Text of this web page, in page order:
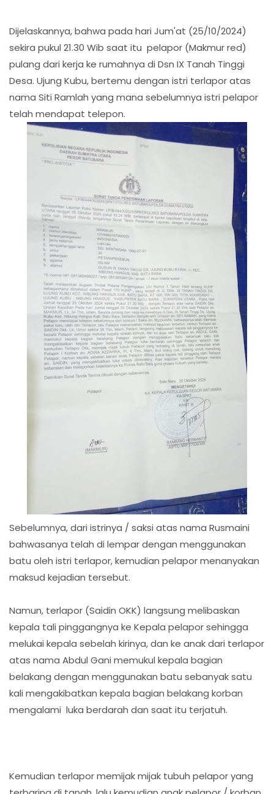
Dijelaskannya, bahwa pada hari Jum'at (25/10/2024)
sekira pukul 21.30 Wib saat itu pelapor (Makmur red)
pulang dari kerja ke rumahnya di Dsn IX Tanah Tinggi
Desa. Ujung Kubu, bertemu dengan istri terlapor atas
nama Siti Ramlah yang mana sebelumnya istri pelapor
telah mendapat telepon.
Sebelumnya, dari istrinya / saksi atas nama Rusmaini
bahwasanya telah di lempar dengan menggunakan
batu oleh istri terlapor, kemudian pelapor menanyakan
maksud kejadian tersebut.
Namun, terlapor (Saidin OKK) langsung melibaskan
kepala tali pinggangnya ke Kepala pelapor sehingga
melukai kepala sebelah kirinya, dan ke anak dari terlapor
atas nama Abdul Gani memukul kepala bagian
belakang dengan menggunakan batu sebanyak satu
kali mengakibatkan kepala bagian belakang korban
mengalami luka berdarah dan saat itu terjatuh.
Kemudian terlapor memijak mijak tubuh pelapor yang